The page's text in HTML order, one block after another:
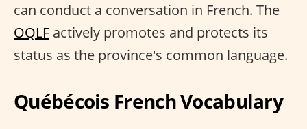
can conduct a conversation in French. The
OQLF actively promotes and protects its
status as the province's common language.
Québécois French Vocabulary